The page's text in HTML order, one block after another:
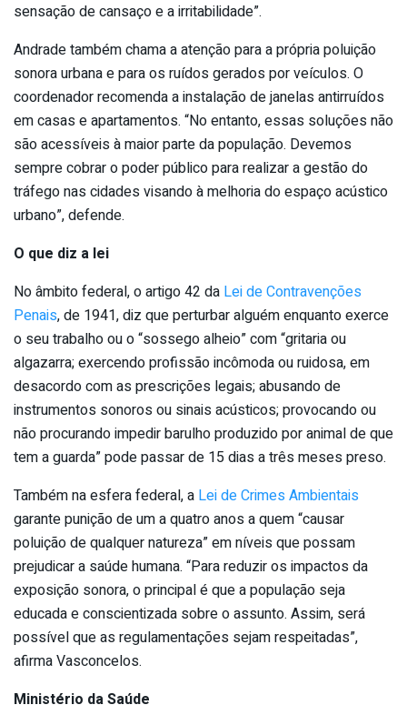
sensação de cansaço e a irritabilidade”.
Andrade também chama a atenção para a própria poluição
sonora urbana e para os ruídos gerados por veículos. O
coordenador recomenda a instalação de janelas antirruídos
em casas e apartamentos. “No entanto, essas soluções não
são acessíveis à maior parte da população. Devemos
sempre cobrar o poder público para realizar a gestão do
tráfego nas cidades visando à melhoria do espaço acústico
urbano”, defende.
O que diz a lei
No âmbito federal, o artigo 42 da Lei de Contravenções
Penais, de 1941, diz que perturbar alguém enquanto exerce
o seu trabalho ou o “sossego alheio” com “gritaria ou
algazarra; exercendo profissão incômoda ou ruidosa, em
desacordo com as prescrições legais; abusando de
instrumentos sonoros ou sinais acústicos; provocando ou
não procurando impedir barulho produzido por animal de que
tem a guarda” pode passar de 15 dias a três meses preso.
Também na esfera federal, a Lei de Crimes Ambientais
garante punição de um a quatro anos a quem “causar
poluição de qualquer natureza” em níveis que possam
prejudicar a saúde humana. “Para reduzir os impactos da
exposição sonora, o principal é que a população seja
educada e conscientizada sobre o assunto. Assim, será
possível que as regulamentações sejam respeitadas”,
afirma Vasconcelos.
Ministério da Saúde